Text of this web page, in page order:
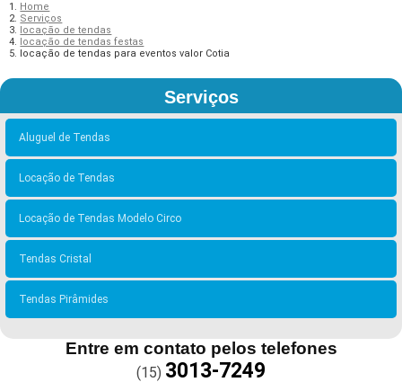
Home
Serviços
locação de tendas
locação de tendas festas
locação de tendas para eventos valor Cotia
Serviços
Aluguel de Tendas
Locação de Tendas
Locação de Tendas Modelo Circo
Tendas Cristal
Tendas Pirâmides
Entre em contato pelos telefones
(15) 3013-7249